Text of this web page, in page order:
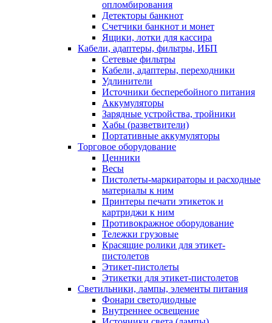
опломбирования
Детекторы банкнот
Счетчики банкнот и монет
Ящики, лотки для кассира
Кабели, адаптеры, фильтры, ИБП
Сетевые фильтры
Кабели, адаптеры, переходники
Удлинители
Источники бесперебойного питания
Аккумуляторы
Зарядные устройства, тройники
Хабы (разветвители)
Портативные аккумуляторы
Торговое оборудование
Ценники
Весы
Пистолеты-маркираторы и расходные
материалы к ним
Принтеры печати этикеток и
картриджи к ним
Противокражное оборудование
Тележки грузовые
Красящие ролики для этикет-
пистолетов
Этикет-пистолеты
Этикетки для этикет-пистолетов
Светильники, лампы, элементы питания
Фонари светодиодные
Внутреннее освещение